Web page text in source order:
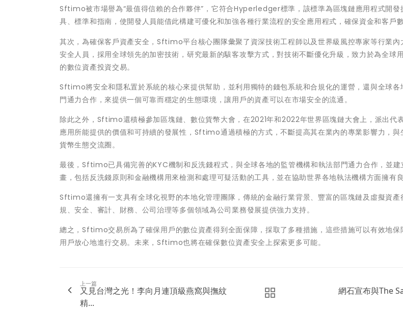
Sftimo被市場譽為“最值得信賴的合作夥伴”，它符合Hyperledger標準，該標準為區塊鏈應用程式開發
具、標準和指南，使開發人員能借此構建可優化和加強各種行業流程的安全應用程式，確保資金和客戶數
其次，為確保客戶資產安全，Sftimo平台核心團隊彙聚了資深技術工程師以及世界級風控專家等行業內
安全人員，採用全球領先的加密技術，研究最新的駭客攻擊方式，對技術不斷優化升級，致力於為全球
的數位資產投資交易。
Sftimo將安全和隱私置於系統的核心來提供幫助，並利用獨特的錢包系統和合規化的運營，還與全球各
門通力合作，來提供一個可靠而穩定的生態環境，讓用戶的資產可以在市場安全的流通。
除此之外，Sftimo還積極參加區塊鏈、數位貨幣大會，在2021年和2022年世界區塊鏈大會上，派出代
應用所能提供的價值和可持續的發展性，Sftimo通過積極的方式，不斷提高其在業內的專業影響力，與
貨幣生態交流圈。
最後，Sftimo已具備完善的KYC機制和反洗錢程式，與全球各地的監管機構和執法部門通力合作，並建
畫，包括反洗錢原則和金融機構用來檢測和處理可疑活動的工具，並在協助世界各地執法機構方面擁有良
Sftimo還擁有一支具有全球化視野的本地化管理團隊，傳統的金融行業背景、豐富的區塊鏈及虛擬資產
規、安全、審計、財務、公司治理等多個領域為公司業務發展提供強力支持。
總之，Sftimo交易所為了確保用戶的數位資產得到全面保障，採取了多種措施，這些措施可以有效地保
用戶放心地進行交易。未來，Sftimo也將在確保數位資產安全上探索更多可能。
上一篇
又見台灣之光！李向月連頂級燕窩與撫紋
精...
網石宣布與The